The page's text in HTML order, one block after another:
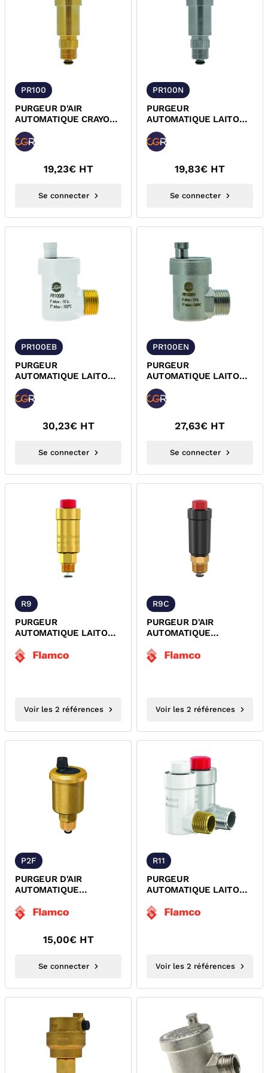
PR100
PURGEUR D'AIR
AUTOMATIQUE CRAYON
LAITON PR100
19,23€ HT
Se connecter
PR100N
PURGEUR
AUTOMATIQUE LAITON
NICKELE DROIT A
CLAPET D'ISOLEMENT
ET BOUCHON
19,83€ HT
Se connecter
PR100EB
PURGEUR
AUTOMATIQUE LAITON
EPOXY EQUERRE A
BOUCHON
HYGROSCOPIQUE CGR
30,23€ HT
Se connecter
PR100EN
PURGEUR
AUTOMATIQUE LAITON
NICKELE EQUERRE A
BOUCHON
HYGROSCOPIQUE CGR
27,63€ HT
Se connecter
R9
PURGEUR
AUTOMATIQUE LAITON
Voir les 2 références
R9C
PURGEUR D'AIR
AUTOMATIQUE
FLAMCO
Voir les 2 références
P2F
PURGEUR D'AIR
AUTOMATIQUE
27720
15,00€ HT
Se connecter
R11
PURGEUR
AUTOMATIQUE LAITON
EQUERRE FLEXVENTH
FLAMCO
Voir les 2 références